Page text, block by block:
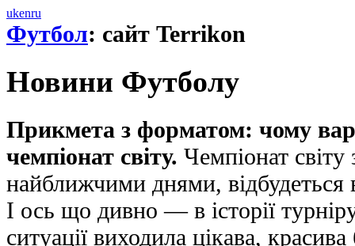
ukenru
Футбол: сайт Terrikon
Новини Футболу
Прикмета з форматом: чому
чемпіонат світу. Чемпіонат
найближчими днями,
І ось що дивно — в історії
ситуації виходила цікава,